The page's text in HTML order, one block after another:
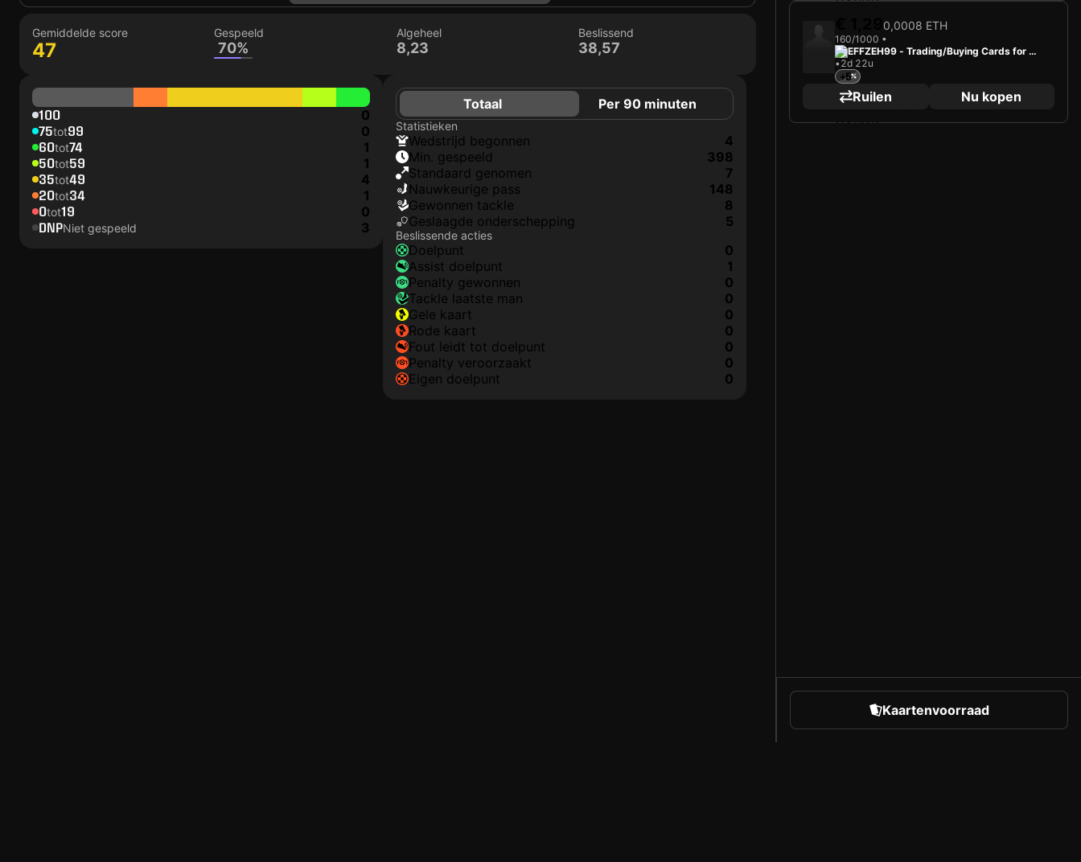
Gemiddelde score
47
Gespeeld
70%
Algeheel
8,23
Beslissend
38,57
100 0
75tot99 0
60tot74 1
50tot59 1
35tot49 4
20tot34 1
0tot19 0
DNPNiet gespeeld 3
Totaal Per 90 minuten
Statistieken
wedstrijd begonnen
4
min. gespeeld
398
Standaard genomen
7
nauwkeurige pass
148
gewonnen tackle
8
geslaagde onderschepping
5
Beslissende acties
doelpunt
0
assist doelpunt
1
penalty gewonnen
0
tackle laatste man
0
gele kaart
0
rode kaart
0
fout leidt tot doelpunt
0
penalty veroorzaakt
0
eigen doelpunt
0
0,0008 ETH
160/1000 •
EFFZEH99 - Trading/Buying Cards for Fu
n
•2d 22u
+5
Ruilen Nu kopen
Kaartenvoorraad